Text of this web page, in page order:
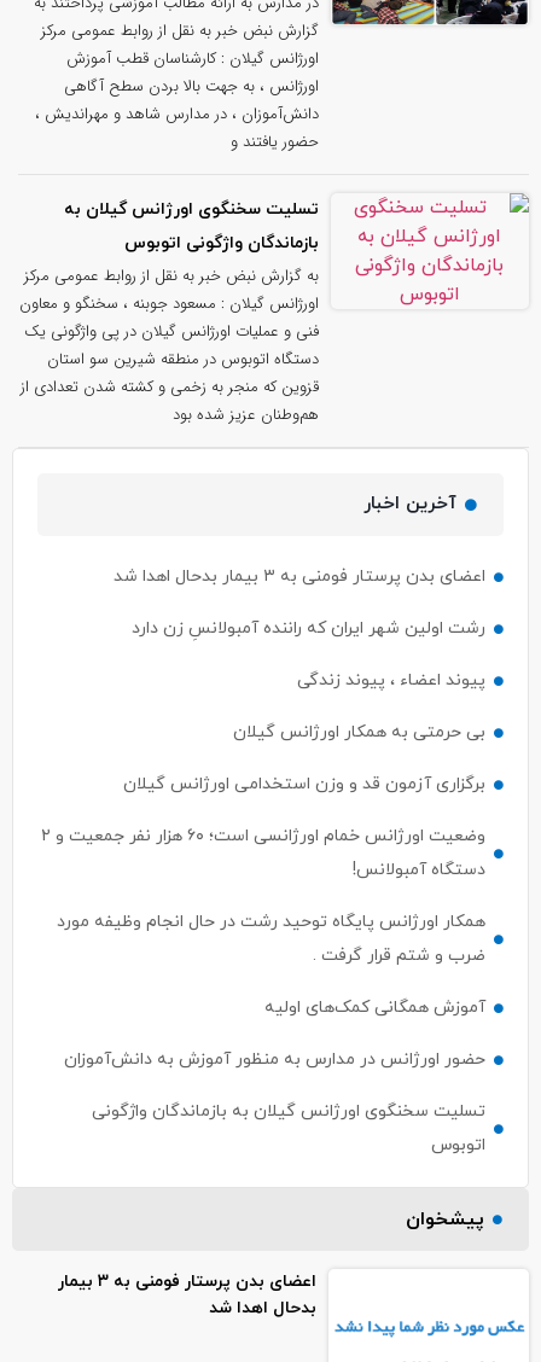
گزارش نبض خبر به نقل از روابط عمومی مرکز
اورژانس گیلان : کارشناسان قطب آموزش
اورژانس ، به جهت بالا بردن سطح آگاهی
دانش‌آموزان ، در مدارس شاهد و مهراندیش ،
حضور یافتند و
تسلیت سخنگوی اورژانس گیلان به
بازماندگان واژگونی اتوبوس
به گزارش نبض خبر به نقل از روابط عمومی مرکز
اورژانس گیلان : مسعود جوبنه ، سخنگو و معاون
فنی و عملیات اورژانس گیلان در پی واژگونی یک
دستگاه اتوبوس در منطقه شیرین سو استان
قزوین که منجر به زخمی و کشته شدن تعدادی از
هم‌وطنان عزیز شده بود
آخرین اخبار
اعضای بدن پرستار فومنی به ۳ بیمار بدحال اهدا شد
رشت اولین شهر ایران که راننده آمبولانسِ زن دارد
پیوند اعضاء ، پیوند زندگی
بی حرمتی به همکار اورژانس گیلان
برگزاری آزمون قد و وزن استخدامی اورژانس گیلان
وضعیت اورژانس خمام اورژانسی است؛ ۶۰ هزار نفر جمعیت و ۲
دستگاه آمبولانس!
همکار اورژانس پایگاه توحید رشت در حال انجام وظیفه مورد
ضرب و شتم قرار گرفت .
آموزش همگانی کمک‌های اولیه
حضور اورژانس در مدارس به منظور آموزش به دانش‌آموزان
تسلیت سخنگوی اورژانس گیلان به بازماندگان واژگونی
اتوبوس
پیشخوان
اعضای بدن پرستار فومنی به ۳ بیمار
بدحال اهدا شد